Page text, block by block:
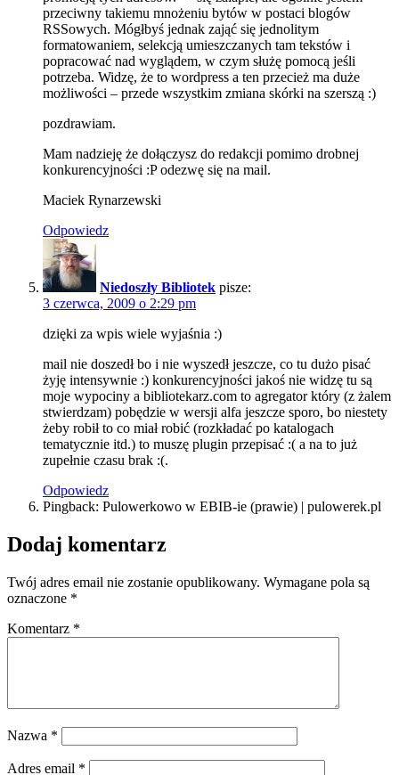
przeciwny takiemu mnożeniu bytów w postaci blogów
RSSowych. Mógłbyś jednak zająć się jednolitym
formatowaniem, selekcją umieszczanych tam tekstów i
popracować nad wyglądem, w czym służę pomocą jeśli
potrzeba. Widzę, że to wordpress a ten przecież ma duże
możliwości – przede wszystkim zmiana skórki na szerszą :)
pozdrawiam.
Mam nadzieję że dołączysz do redakcji pomimo drobnej
konkurencyjności :P odezwę się na mail.
Maciek Rynarzewski
Odpowiedz
Niedoszły Bibliotek pisze:
3 czerwca, 2009 o 2:29 pm
dzięki za wpis wiele wyjaśnia :)
mail nie doszedł bo i nie wyszedł jeszcze, co tu dużo pisać
żyję intensywnie :) konkurencyjności jakoś nie widzę tu są
moje wypociny a bibliotekarz.com to agregator który (z żalem
stwierdzam) pobędzie w wersji alfa jeszcze sporo, bo niestety
żeby robił to co miał robić (rozkładać po katalogach
tematycznie itd.) to muszę plugin przepisać :( a na to już
zupełnie czasu brak :(.
Odpowiedz
Pingback: Pulowerkowo w EBIB-ie (prawie) | pulowerek.pl
Dodaj komentarz
Twój adres email nie zostanie opublikowany. Wymagane pola są
oznaczone *
Komentarz *
Nazwa *
Adres email *